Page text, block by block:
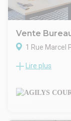
Vente
1 Rue Marcel
- SPECIAL
étage d'un
Gare RER-TGV
Lire plus